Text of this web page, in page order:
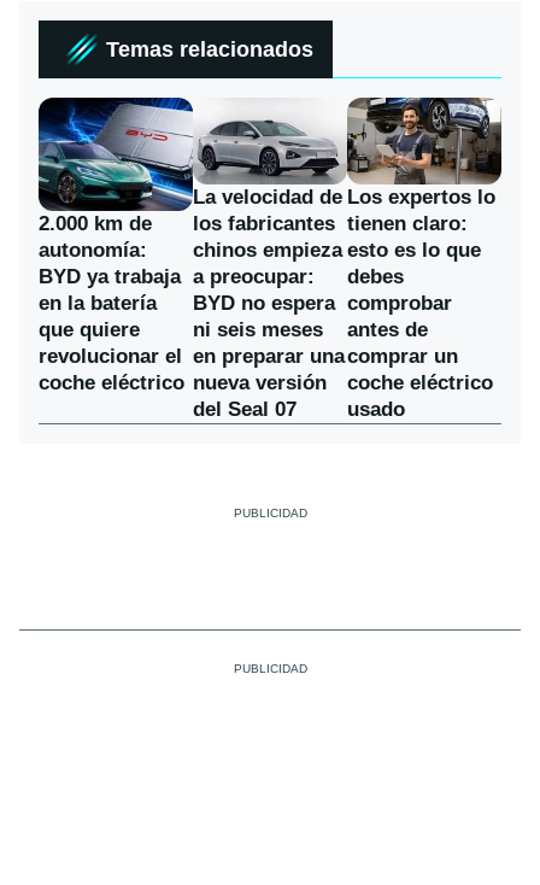
Temas relacionados
2.000 km de
autonomía:
BYD ya trabaja
en la batería
que quiere
revolucionar el
coche eléctrico
La velocidad de
los fabricantes
chinos empieza
a preocupar:
BYD no espera
ni seis meses
en preparar una
nueva versión
del Seal 07
Los expertos lo
tienen claro:
esto es lo que
debes
comprobar
antes de
comprar un
coche eléctrico
usado